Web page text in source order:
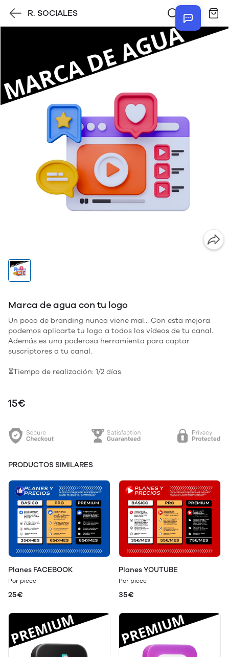
R. SOCIALES
Marca de agua con tu logo
Un poco de branding nunca viene mal… Con esta mejora
podemos aplicarte tu logo a todos los vídeos de tu canal.
Además es una poderosa herramienta para captar
suscriptores a tu canal.
⏳Tiempo de realización: 1/2 días
15€
PRODUCTOS SIMILARES
Planes FACEBOOK
Por piece
25€
Planes YOUTUBE
Por piece
35€